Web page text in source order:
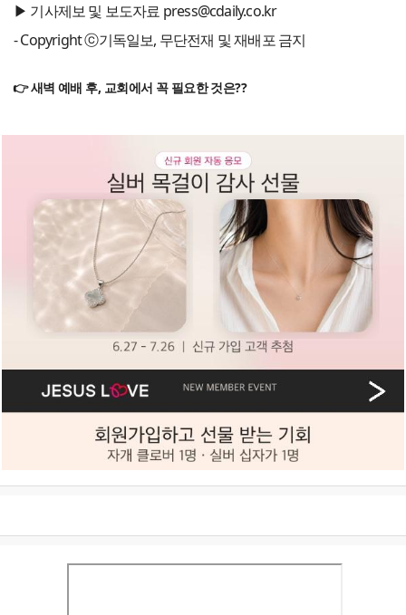
▶ 기사제보 및 보도자료 press@cdaily.co.kr
- Copyright ⓒ기독일보, 무단전재 및 재배포 금지
👉 새벽 예배 후, 교회에서 꼭 필요한 것은??